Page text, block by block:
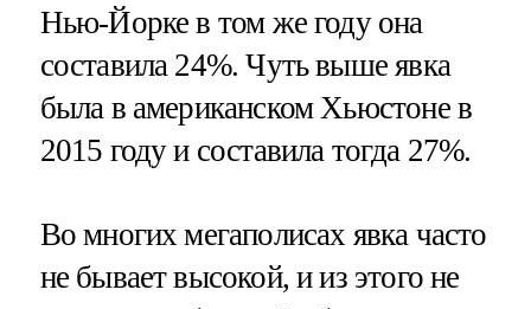
Нью-Йорке в том же году она
составила 24%. Чуть выше явка
была в американском Хьюстоне в
2015 году и составила тогда 27%.
Во многих мегаполисах явка часто
не бывает высокой, и из этого не